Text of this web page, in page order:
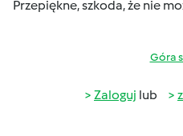
Przepiękne, szkoda, że nie
Góra
Zaloguj lub